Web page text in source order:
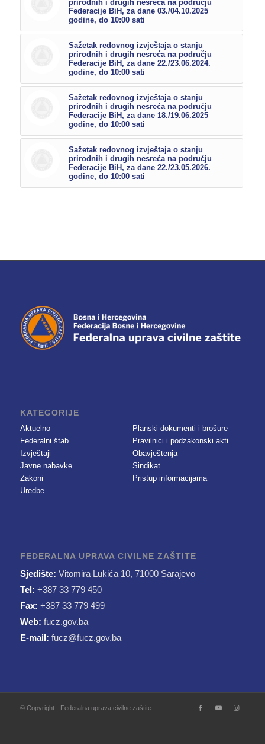
prirodnih i drugih nesreća na području
Federacije BiH, za dane 03./04.10.2025
godine, do 10:00 sati
Sažetak redovnog izvještaja o stanju
prirodnih i drugih nesreća na području
Federacije BiH, za dane 22./23.06.2024.
godine, do 10:00 sati
Sažetak redovnog izvještaja o stanju
prirodnih i drugih nesreća na području
Federacije BiH, za dane 18./19.06.2025
godine, do 10:00 sati
Sažetak redovnog izvještaja o stanju
prirodnih i drugih nesreća na području
Federacije BiH, za dane 22./23.05.2026.
godine, do 10:00 sati
KATEGORIJE
Aktuelno
Federalni štab
Izvještaji
Javne nabavke
Zakoni
Uredbe
Planski dokumenti i brošure
Pravilnici i podzakonski akti
Obavještenja
Sindikat
Pristup informacijama
FEDERALNA UPRAVA CIVILNE ZAŠTITE
Sjedište: Vitomira Lukića 10, 71000 Sarajevo
Tel: +387 33 779 450
Fax: +387 33 779 499
Web: fucz.gov.ba
E-mail: fucz@fucz.gov.ba
© Copyright - Federalna uprava civilne zaštite